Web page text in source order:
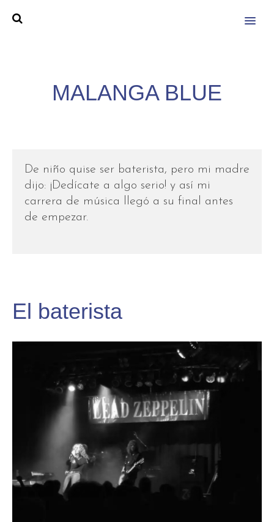
MENU
MALANGA BLUE
De niño quise ser baterista, pero mi madre
dijo: ¡Dedícate a algo serio! y así mi
carrera de música llegó a su final antes
de empezar.
El baterista